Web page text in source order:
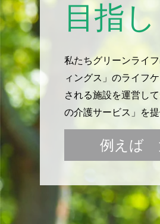
目指
私たちグリーンライ
ィングス」のライフ
される施設を運営し
の介護サービス」を
例えば